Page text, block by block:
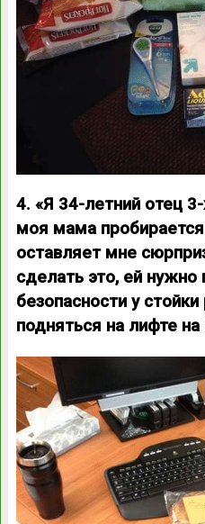
4. «Я 34-летний отец
моя мама
оставляет мне
сделать это, ей нужно
безопасности у стойки
подняться на лифте